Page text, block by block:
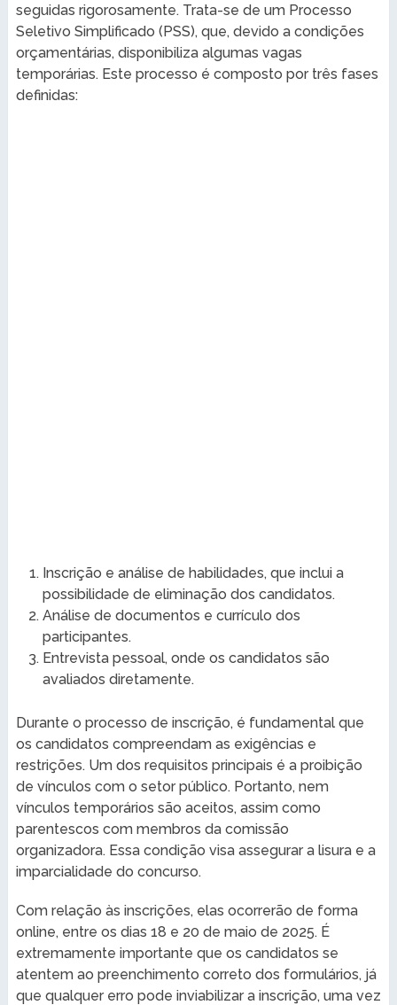
seguidas rigorosamente. Trata-se de um Processo
Seletivo Simplificado (PSS), que, devido a condições
orçamentárias, disponibiliza algumas vagas
temporárias. Este processo é composto por três fases
definidas:
Inscrição e análise de habilidades, que inclui a
possibilidade de eliminação dos candidatos.
Análise de documentos e currículo dos
participantes.
Entrevista pessoal, onde os candidatos são
avaliados diretamente.
Durante o processo de inscrição, é fundamental que
os candidatos compreendam as exigências e
restrições. Um dos requisitos principais é a proibição
de vínculos com o setor público. Portanto, nem
vínculos temporários são aceitos, assim como
parentescos com membros da comissão
organizadora. Essa condição visa assegurar a lisura e a
imparcialidade do concurso.
Com relação às inscrições, elas ocorrerão de forma
online, entre os dias 18 e 20 de maio de 2025. É
extremamente importante que os candidatos se
atentem ao preenchimento correto dos formulários, já
que qualquer erro pode inviabilizar a inscrição, uma vez